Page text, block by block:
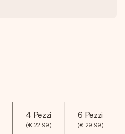
4 Pezzi
(€ 22,99)
6 Pezzi
(€ 29,99)